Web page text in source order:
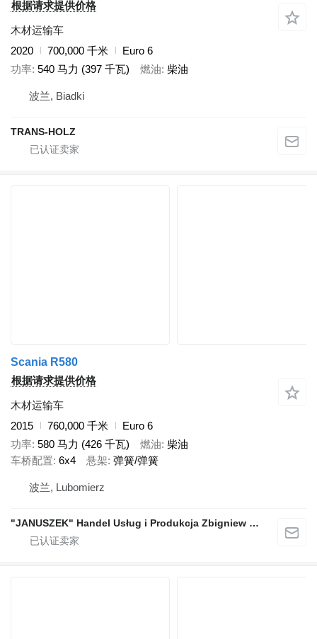
根据请求提供价格
木材运输车
2020
700,000 千米
Euro 6
功率 540 马力 (397 千瓦) 燃油 柴油
波兰, Biadki
TRANS-HOLZ
Scania R580
根据请求提供价格
木材运输车
2015
760,000 千米
Euro 6
功率 580 马力 (426 千瓦) 燃油 柴油
车桥配置 6x4 悬架 弹簧/弹簧
波兰, Lubomierz
"JANUSZEK" Handel Usług i Produkcja Zbigniew Pajdzik